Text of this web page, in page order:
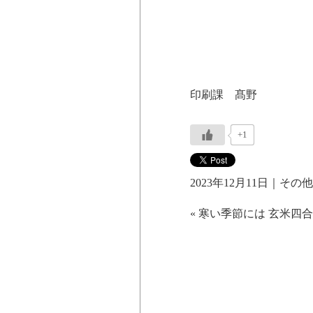
印刷課 髙野
+1
2023年12月11日｜ その他
« 寒い季節には 玄米四合